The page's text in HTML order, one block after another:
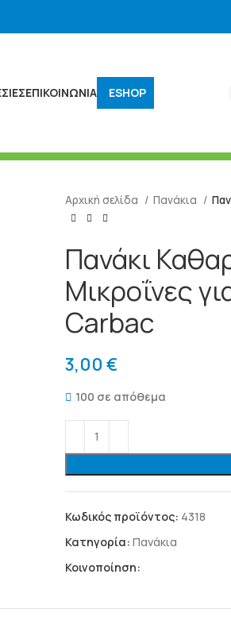
ΕΠΙΚΟΙΝΩΝΙΑ ESHOP
Αρχική σελίδα
Πανάκια
Πανάκι
Μικροΐνες
Carbac
3,00 €
100 σε απόθεμα
Κωδικός προϊόντος: 4318
Κατηγορία: Πανάκια
Κοινοποίηση: